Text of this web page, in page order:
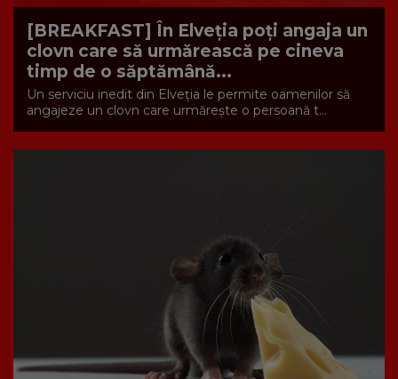
[BREAKFAST] În Elveția poți angaja un
clovn care să urmărească pe cineva
timp de o săptămână...
Un serviciu inedit din Elveția le permite oamenilor să
angajeze un clovn care urmărește o persoană t...